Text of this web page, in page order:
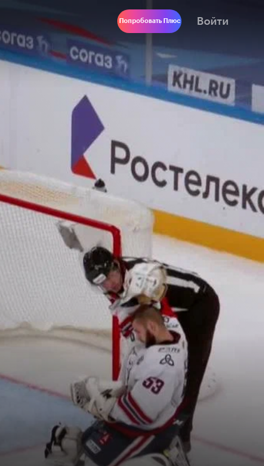
Попробовать Плюс Войти